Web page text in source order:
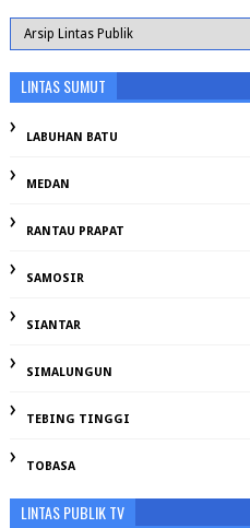
LINTAS SUMUT
LABUHAN BATU
MEDAN
RANTAU PRAPAT
SAMOSIR
SIANTAR
SIMALUNGUN
TEBING TINGGI
TOBASA
LINTAS PUBLIK TV